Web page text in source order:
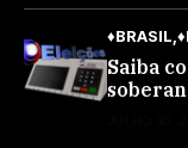
♦BRASIL
Saiba